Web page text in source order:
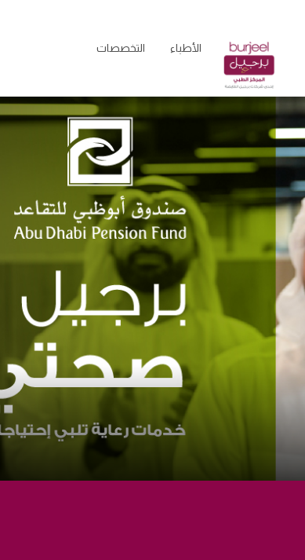
الأطباء التخصصات